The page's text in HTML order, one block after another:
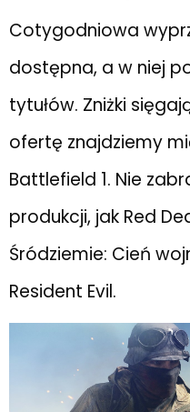
Cotygodniowa
dostępna, a w niej
tytułów. Zniżki
ofertę znajdziemy
Battlefield 1. Nie
produkcji, jak Red
Śródziemie: Cień
Resident Evil.